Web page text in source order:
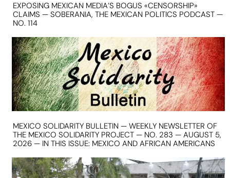
EXPOSING MEXICAN MEDIA’S BOGUS «CENSORSHIP»
CLAIMS — SOBERANIA, THE MEXICAN POLITICS PODCAST —
NO. 114
MEXICO SOLIDARITY BULLETIN — WEEKLY NEWSLETTER OF
THE MEXICO SOLIDARITY PROJECT — NO. 283 — AUGUST 5,
2026 — IN THIS ISSUE: MEXICO AND AFRICAN AMERICANS